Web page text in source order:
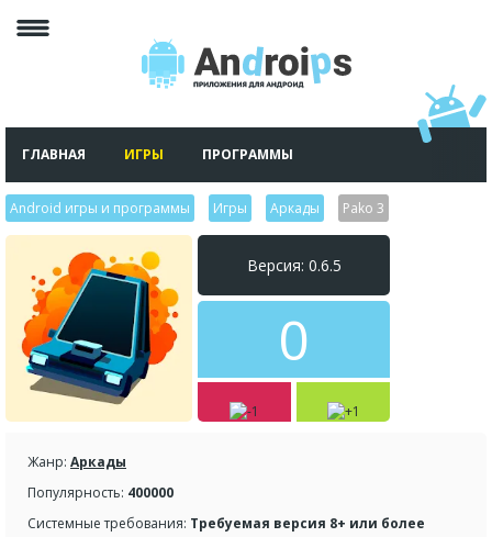
ГЛАВНАЯ ИГРЫ ПРОГРАММЫ
Android игры и программы Игры Аркады Pako 3
Версия: 0.6.5
0
Жанр: Аркады
Популярность: 400000
Системные требования: Требуемая версия 8+ или более